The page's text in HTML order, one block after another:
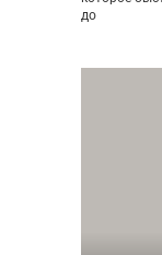
до